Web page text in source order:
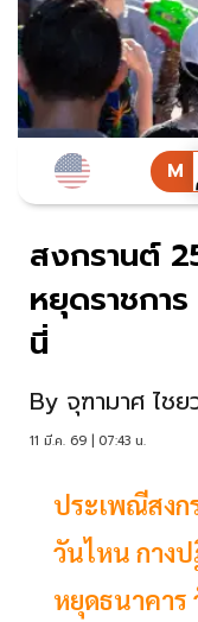
สงกรานต์
หยุดราชการ
นี่
By จุฑามาศ ไช
11 มี.ค. 69 | 07:43 น.
ประเพณีสงก
วันไหน กาง
หยุดธนาคาร